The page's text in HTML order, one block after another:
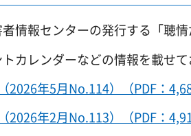
情報センターの発行する「聴情
カレンダーなどの情報を載せ
2026年5月No.114）（PDF：
2026年2月No.113）（PDF：